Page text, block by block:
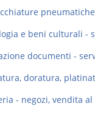
pneumatiche
e beni culturali -
documenti -
doratura,
- negozi, vendita